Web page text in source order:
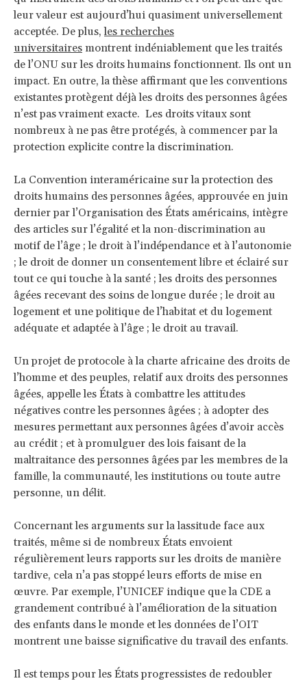
leur valeur est aujourd’hui quasiment universellement
acceptée. De plus,les recherches
universitaires montrent indéniablement que les traités
de l’ONU sur les droits humains fonctionnent. Ils ont un
impact. En outre, la thèse affirmant que les conventions
existantes protègent déjà les droits des personnes âgées
n’est pas vraiment exacte. Les droits vitaux sont
nombreux à ne pas être protégés, à commencer par la
protection explicite contre la discrimination.
La Convention interaméricaine sur la protection des
droits humains des personnes âgées, approuvée en juin
dernier par l’Organisation des États américains, intègre
des articles sur l’égalité et la non-discrimination au
motif de l’âge ; le droit à l’indépendance et à l’autonomie
; le droit de donner un consentement libre et éclairé sur
tout ce qui touche à la santé ; les droits des personnes
âgées recevant des soins de longue durée ; le droit au
logement et une politique de l’habitat et du logement
adéquate et adaptée à l’âge ; le droit au travail.
Un projet de protocole à la charte africaine des droits de
l’homme et des peuples, relatif aux droits des personnes
âgées, appelle les États à combattre les attitudes
négatives contre les personnes âgées ; à adopter des
mesures permettant aux personnes âgées d’avoir accès
au crédit ; et à promulguer des lois faisant de la
maltraitance des personnes âgées par les membres de la
famille, la communauté, les institutions ou toute autre
personne, un délit.
Concernant les arguments sur la lassitude face aux
traités, même si de nombreux États envoient
régulièrement leurs rapports sur les droits de manière
tardive, cela n’a pas stoppé leurs efforts de mise en
œuvre. Par exemple, l’UNICEF indique que la CDE a
grandement contribué à l’amélioration de la situation
des enfants dans le monde et les données de l’OIT
montrent une baisse significative du travail des enfants.
Il est temps pour les États progressistes de redoubler